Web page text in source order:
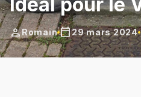
personRomain calendar_today29 mars 2024